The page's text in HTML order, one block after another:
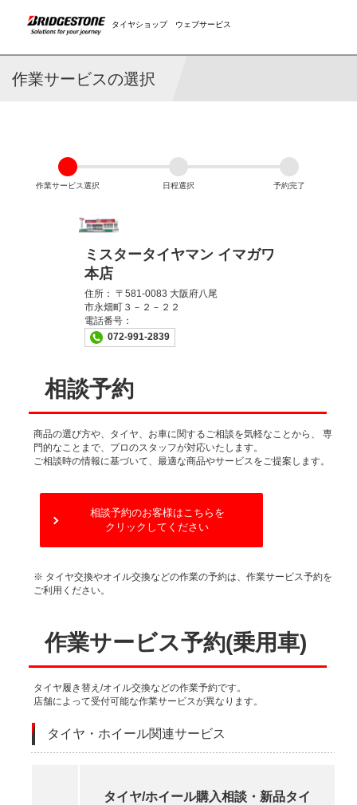
タイヤショップ ウェブサービス
作業サービスの選択
作業サービス選択 日程選択 予約完了
ミスタータイヤマン イマガワ
本店
住所：〒581-0083 大阪府八尾
市永畑町３－２－２２
電話番号：
072-991-2839
相談予約
商品の選び方や、タイヤ、お車に関するご相談を気軽なことから、
専
門的なことまで、プロのスタッフが対応いたします。
ご相談時の情報に基づいて、最適な商品やサービスをご提案します。
相談予約のお客様はこちらを
クリックしてください
※ タイヤ交換やオイル交換などの作業の予約は、作業サービス予約を
ご利用ください。
作業サービス予約(乗用車)
タイヤ履き替え/オイル交換などの作業予約です。
店舗によって受付可能な作業サービスが異なります。
タイヤ・ホイール関連サービス
タイヤ/ホイール購入相談・新品タイ